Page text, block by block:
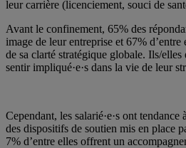
leur carrière (licenciement, souci de
Avant le confinement, 65% des
image de leur entreprise et 67% d’entre
de sa clarté stratégique globale. Ils/elles
sentir impliqué·e·s dans la vie de leur
Cependant, les salarié·e·s ont
des dispositifs de soutien mis en place
7% d’entre elles offrent un